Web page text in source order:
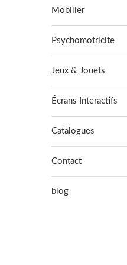
Mobilier
Psychomotricite
Jeux & Jouets
Écrans Interactifs
Catalogues
Contact
blog